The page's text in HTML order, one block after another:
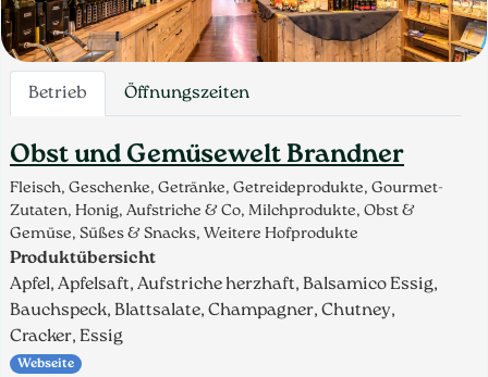
Betrieb Öffnungszeiten
Obst und Gemüsewelt Brandner
Fleisch, Geschenke, Getränke, Getreideprodukte, Gourmet-
Zutaten, Honig, Aufstriche & Co, Milchprodukte, Obst &
Gemüse, Süßes & Snacks, Weitere Hofprodukte
Produktübersicht
Apfel, Apfelsaft, Aufstriche herzhaft, Balsamico Essig,
Bauchspeck, Blattsalate, Champagner, Chutney,
Cracker, Essig
Webseite